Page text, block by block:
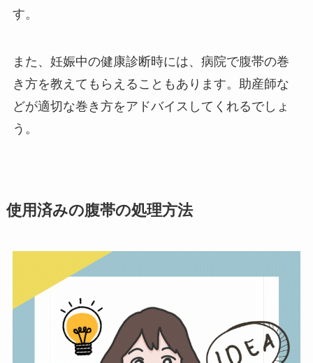
す。
また、妊娠中の健康診断時には、病院で腹帯の巻
き方を教えてもらえることもあります。助産師な
どが適切な巻き方をアドバイスしてくれるでしょ
う。
使用済みの腹帯の処理方法